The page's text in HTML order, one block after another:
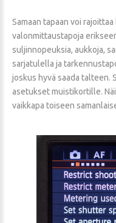
Samaan tapaan voi
valonmittaustapoja
suljinnopeuksia, aukkoja,
sarjatulella ja
joskus hyvä saada talteen.
asetukset muistikortille.
vaikkapa toiseen